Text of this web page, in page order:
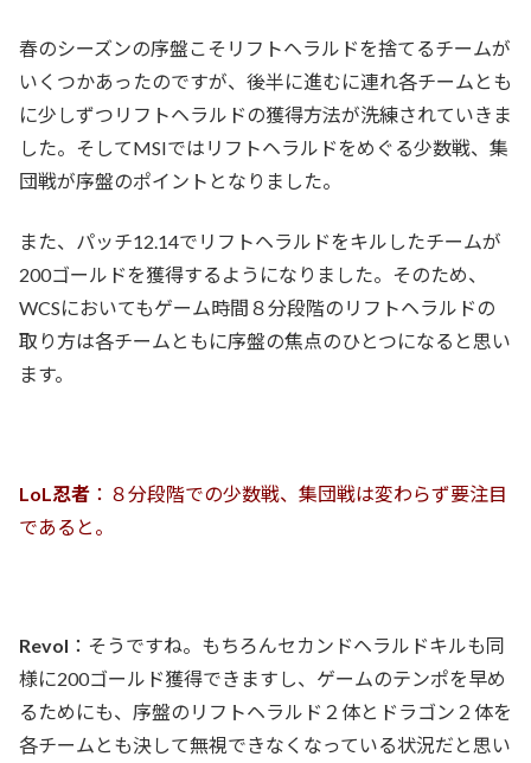
春のシーズンの序盤こそリフトヘラルドを捨てるチームが
いくつかあったのですが、後半に進むに連れ各チームとも
に少しずつリフトヘラルドの獲得方法が洗練されていきま
した。そしてMSIではリフトヘラルドをめぐる少数戦、集
団戦が序盤のポイントとなりました。
また、パッチ12.14でリフトヘラルドをキルしたチームが
200ゴールドを獲得するようになりました。そのため、
WCSにおいてもゲーム時間８分段階のリフトヘラルドの
取り方は各チームともに序盤の焦点のひとつになると思い
ます。
LoL忍者 ：８分段階での少数戦、集団戦は変わらず要注目
であると。
Revol ：そうですね。もちろんセカンドヘラルドキルも同
様に200ゴールド獲得できますし、ゲームのテンポを早め
るためにも、序盤のリフトヘラルド２体とドラゴン２体を
各チームとも決して無視できなくなっている状況だと思い